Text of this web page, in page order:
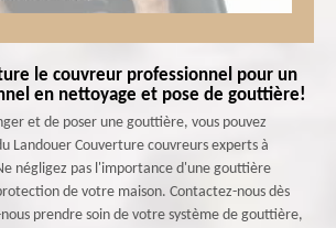
le couvreur professionnel pour un
en nettoyage et pose de gouttière!
et de poser une gouttière, vous pouvez
Landouer Couverture couvreurs experts à
négligez pas l'importance d'une gouttière
de votre maison. Contactez-nous dès
prendre soin de votre système de gouttière,